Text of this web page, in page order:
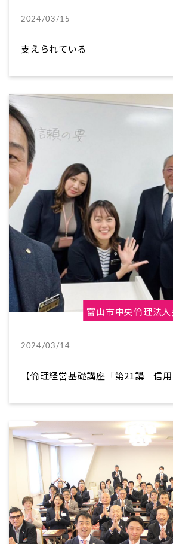
2024/03/15
支えられている
富山市中央倫理法人
2024/03/14
【倫理経営基礎講座「第21講 信用